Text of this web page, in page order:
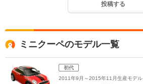
投稿する
ミニクーペのモデル一覧
初代
2011年9月～2015年11月生産モデル